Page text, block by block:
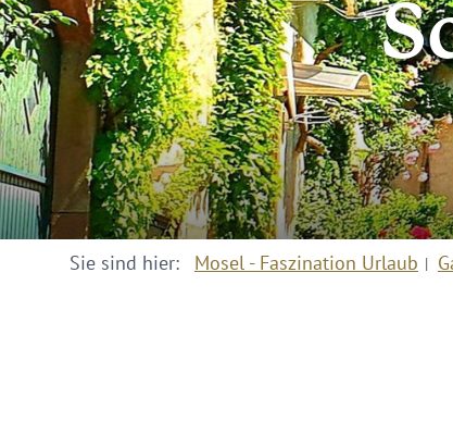
Sie sind hier: Mosel - Faszination Urlaub